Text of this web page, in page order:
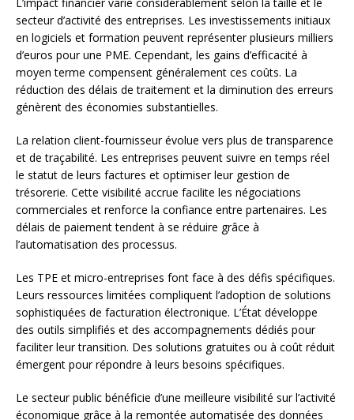
secteur d’activité des entreprises. Les investissements initiaux
en logiciels et formation peuvent représenter plusieurs milliers
d’euros pour une PME. Cependant, les gains d’efficacité à
moyen terme compensent généralement ces coûts. La
réduction des délais de traitement et la diminution des erreurs
génèrent des économies substantielles.
La relation client-fournisseur évolue vers plus de transparence
et de traçabilité. Les entreprises peuvent suivre en temps réel
le statut de leurs factures et optimiser leur gestion de
trésorerie. Cette visibilité accrue facilite les négociations
commerciales et renforce la confiance entre partenaires. Les
délais de paiement tendent à se réduire grâce à
l’automatisation des processus.
Les TPE et micro-entreprises font face à des défis spécifiques.
Leurs ressources limitées compliquent l’adoption de solutions
sophistiquées de facturation électronique. L’État développe
des outils simplifiés et des accompagnements dédiés pour
faciliter leur transition. Des solutions gratuites ou à coût réduit
émergent pour répondre à leurs besoins spécifiques.
Le secteur public bénéficie d’une meilleure visibilité sur l’activité
économique grâce à la remontée automatisée des données